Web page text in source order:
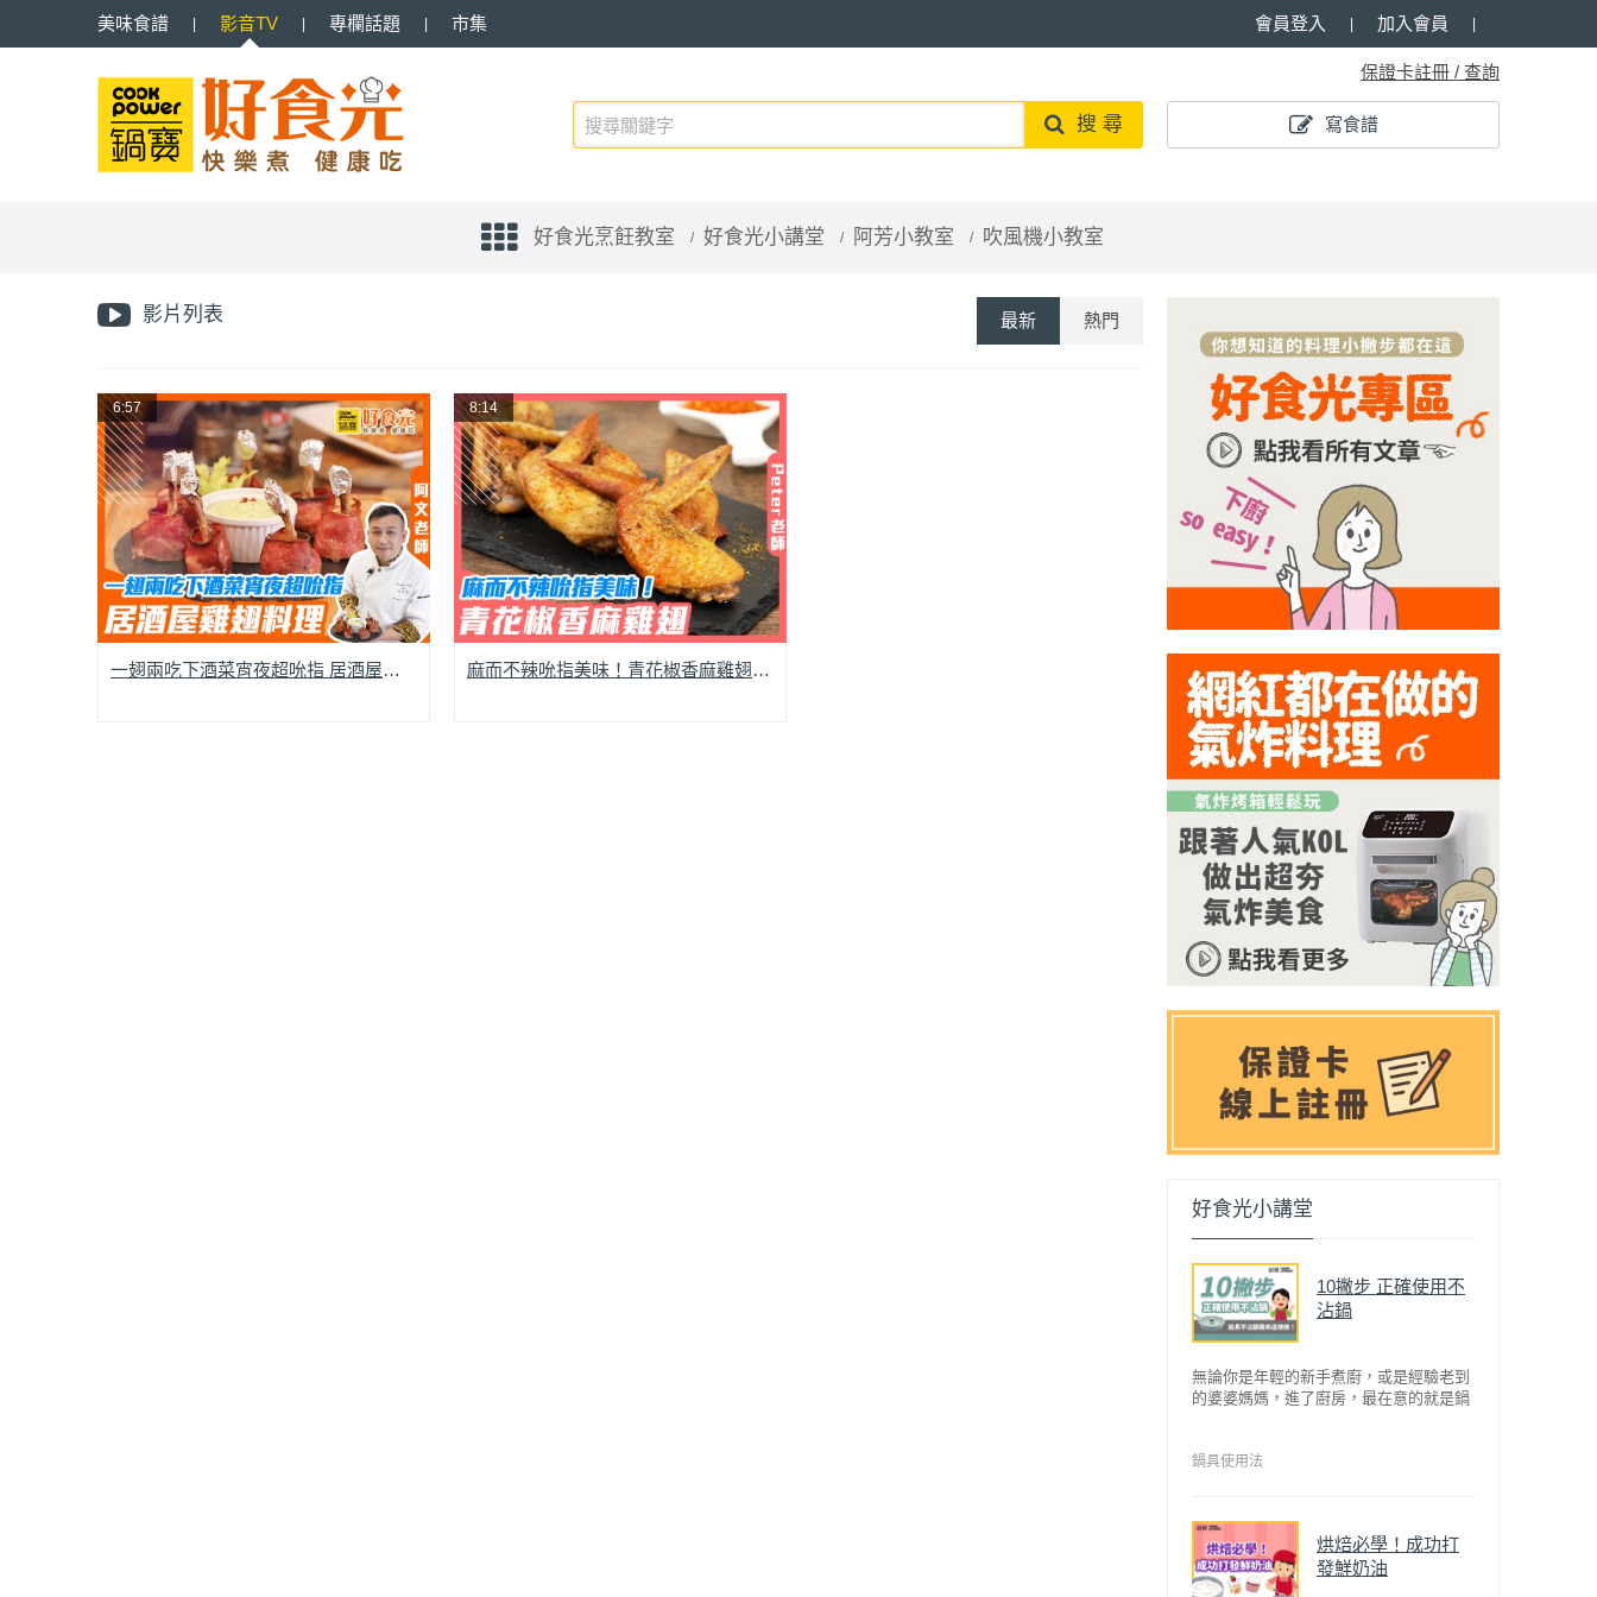
美味食譜 影音TV 專欄話題 市集 會員登入 加入會員
保證卡註冊 / 查詢
寫食譜
搜 尋
好食光烹飪教室 好食光小講堂 阿芳小教室 吹風機小教室
影片列表 最新 熱門
6:57
一翅兩吃下酒菜宵夜超吮指 居酒屋雞翅料理
8:14
麻而不辣吮指美味！青花椒香麻雞翅│鍋寶好食光
好食光小講堂
10撇步 正確使用不
沾鍋
無論你是年輕的新手煮廚，或是經驗老到
的婆婆媽媽，進了廚房，最在意的就是鍋
的問題後，就深受普羅大眾的喜愛，而鍋
金鑽不沾系列的鍋具，更年年穩居銷售排
行榜的前幾名。然而如何用得正確、用得
久，本文歸納出10點小撇步，立馬告訴
您！
鍋具使用法
烘焙必學！成功打
發鮮奶油